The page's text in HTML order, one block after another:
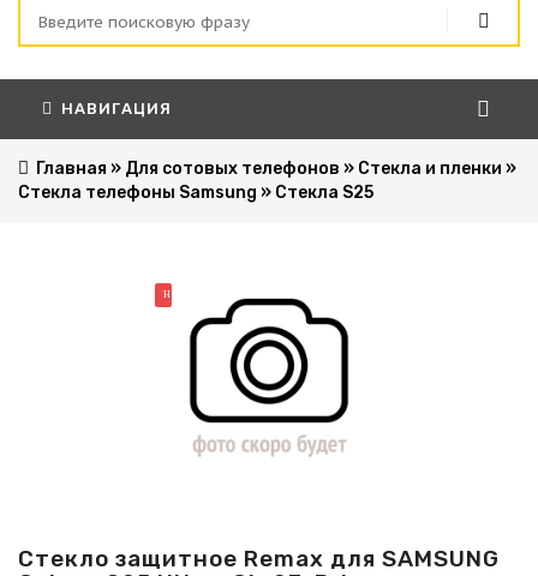
НАВИГАЦИЯ
Главная » Для сотовых телефонов » Стекла и пленки »
Стекла телефоны Samsung » Стекла S25
НОВИНКА
Стекло защитное Remax для SAMSUNG